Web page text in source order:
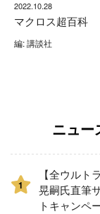
2022.10.28
マクロス超百科
編: 講談社
ニュー
1
【全ウルト
晃嗣氏直筆
トキャンペ